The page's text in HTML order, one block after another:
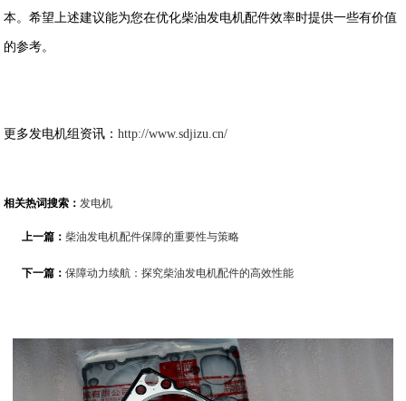
本。希望上述建议能为您在优化柴油发电机配件效率时提供一些有价值
的参考。
更多发电机组资讯：http://www.sdjizu.cn/
相关热词搜索： 发电机
上一篇：柴油发电机配件保障的重要性与策略
下一篇：保障动力续航：探究柴油发电机配件的高效性能